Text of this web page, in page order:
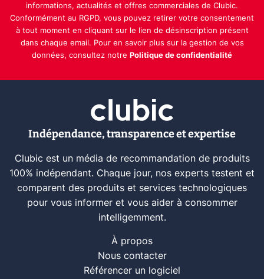
informations, actualités et offres commerciales de Clubic.
Conformément au RGPD, vous pouvez retirer votre consentement
à tout moment en cliquant sur le lien de désinscription présent
dans chaque email. Pour en savoir plus sur la gestion de vos
données, consultez notre Politique de confidentialité
Indépendance, transparence et expertise
Clubic est un média de recommandation de produits
100% indépendant. Chaque jour, nos experts testent et
comparent des produits et services technologiques
pour vous informer et vous aider à consommer
intelligemment.
À propos
Nous contacter
Référencer un logiciel